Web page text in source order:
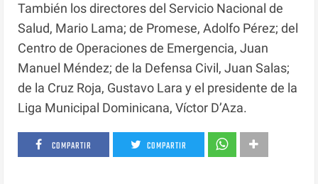
También los directores del Servicio Nacional de
Salud, Mario Lama; de Promese, Adolfo Pérez; del
Centro de Operaciones de Emergencia, Juan
Manuel Méndez; de la Defensa Civil, Juan Salas;
de la Cruz Roja, Gustavo Lara y el presidente de la
Liga Municipal Dominicana, Víctor D’Aza.
COMPARTIR COMPARTIR